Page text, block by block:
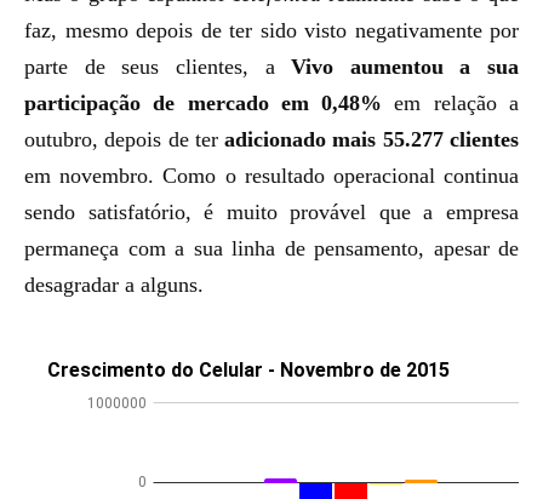
faz, mesmo depois de ter sido visto negativamente por
parte de seus clientes, aVivo aumentou a sua
participação de mercado em 0,48% em relação a
outubro, depois de teradicionado mais 55.277 clientes
em novembro. Como o resultado operacional continua
sendo satisfatório, é muito provável que a empresa
permaneça com a sua linha de pensamento, apesar de
desagradar a alguns.